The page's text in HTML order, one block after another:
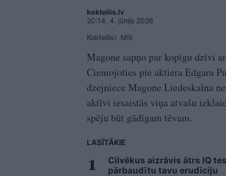
kokteilis.lv
20:14, 4. jūnijs 2026
Kokteilis
Mīli
Magone sapņo par kopīgu dzīvi
Ciemojoties pie aktiera Edgara
dzejniece Magone Liedeskalna
aktīvi iesaistās viņa atvašu
spēju būt gādīgam tēvam.
LASĪTĀKIE
Cilvēkus aizrāvis ātrs IQ
pārbaudītu tavu erudīciju